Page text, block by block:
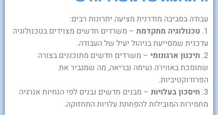
עבודה בסביבה מודרנית מציעה יתרונות רבים:
1. טכנולוגיה מתקדמת – משרדים חדשים מצוידים בטכנולוגיה
עדכנית שמסייעת בניהול יעיל של העבודה.
2. תיכנון ארגונומי – משרדים חדשים מתוכננים בצורה
שתומכת באווירה נעימה ובריאה, מה שמגביר את
הפרודוקטיביות.
3. חיסכון בעלויות – מבנים חדשים נבנים לפי הנחיות אנרגיה
מחמירות המובילות להפחתת עלויות התחזוקה.